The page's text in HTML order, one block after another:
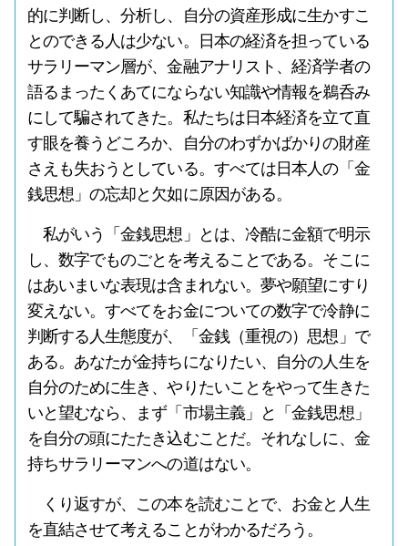
的に判断し、分析し、自分の資産形成に生かすこ
とのできる人は少ない。日本の経済を担っている
サラリーマン層が、金融アナリスト、経済学者の
語るまったくあてにならない知識や情報を鵜呑み
にして騙されてきた。私たちは日本経済を立て直
す眼を養うどころか、自分のわずかばかりの財産
さえも失おうとしている。すべては日本人の「金
銭思想」の忘却と欠如に原因がある。
私がいう「金銭思想」とは、冷酷に金額で明示
し、数字でものごとを考えることである。そこに
はあいまいな表現は含まれない。夢や願望にすり
変えない。すべてをお金についての数字で冷静に
判断する人生態度が、「金銭（重視の）思想」で
ある。あなたが金持ちになりたい、自分の人生を
自分のために生き、やりたいことをやって生きた
いと望むなら、まず「市場主義」と「金銭思想」
を自分の頭にたたき込むことだ。それなしに、金
持ちサラリーマンへの道はない。
くり返すが、この本を読むことで、お金と人生
を直結させて考えることがわかるだろう。